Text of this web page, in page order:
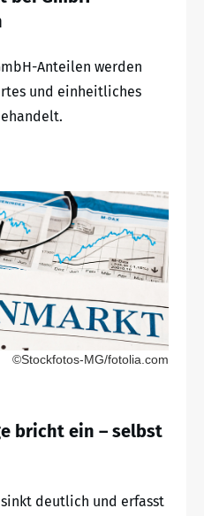
Anteilen werden
und einheitliches
©Stockfotos-MG/fotolia.com
bricht ein – selbst
deutlich und erfasst